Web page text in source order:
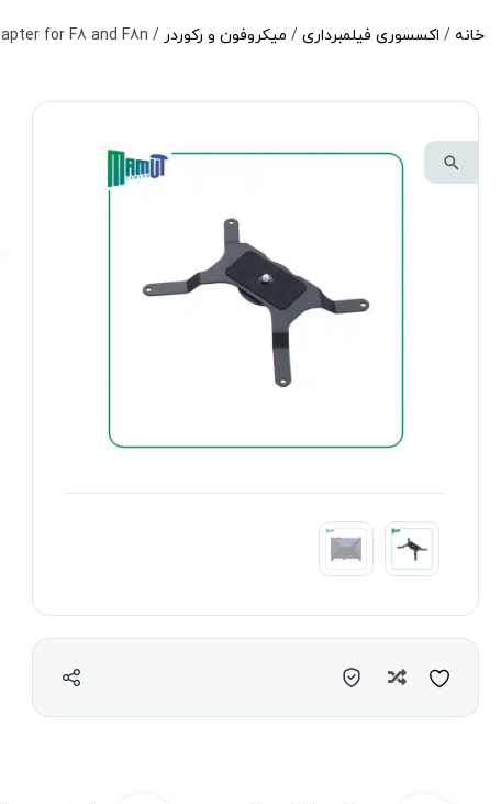
خانه / اکسسوری فیلمبرداری / میکروفون و رکوردر / Zoom CMF-8 Camera Mount Adapter for F8 and F8n
مقایسه